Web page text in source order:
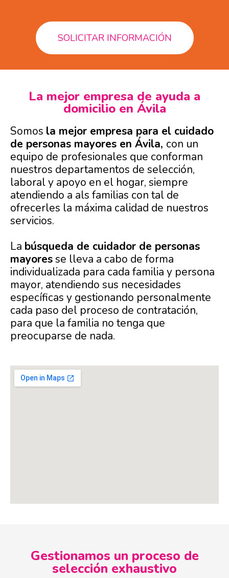
SOLICITAR INFORMACIÓN
La mejor empresa de ayuda a
domicilio en Ávila
Somos la mejor empresa para el cuidado
de personas mayores en Ávila, con un
equipo de profesionales que conforman
nuestros departamentos de selección,
laboral y apoyo en el hogar, siempre
atendiendo a als familias con tal de
ofrecerles la máxima calidad de nuestros
servicios.
La búsqueda de cuidador de personas
mayoresse lleva a cabo de forma
individualizada para cada familia y persona
mayor, atendiendo sus necesidades
específicas y gestionando personalmente
cada paso del proceso de contratación,
para que la familia no tenga que
preocuparse de nada.
Gestionamos un proceso de
selección exhaustivo